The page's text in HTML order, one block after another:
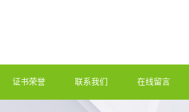
证书荣誉 联系我们 在线留言